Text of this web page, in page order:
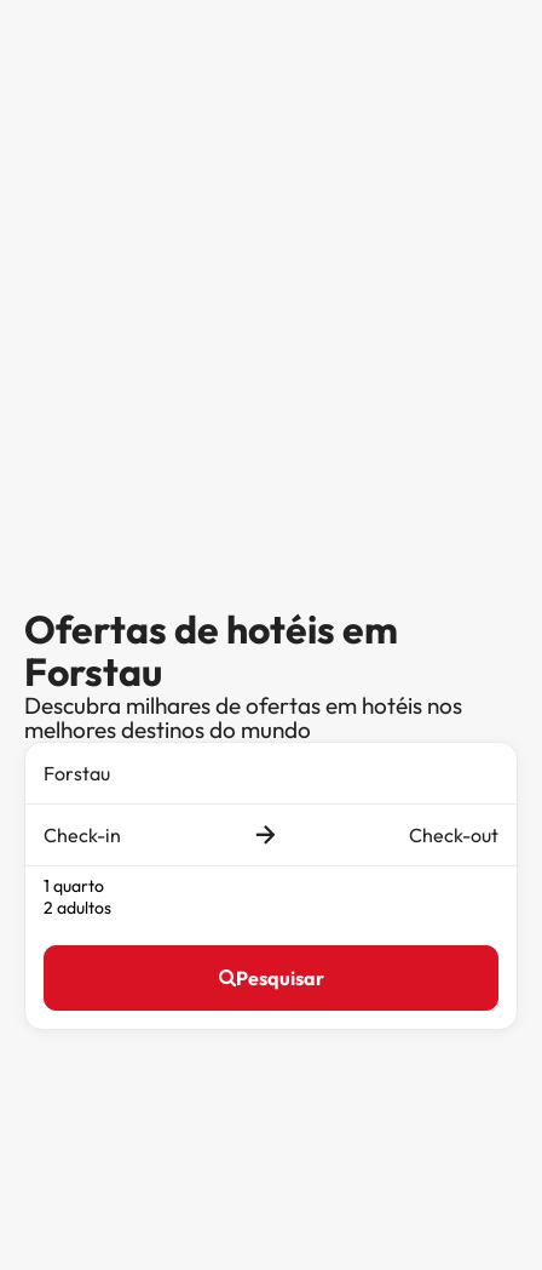
Ofertas de hotéis em
Forstau
Descubra milhares de ofertas em hotéis nos
melhores destinos do mundo
Check-in Check-out
1 quarto
2 adultos
Pesquisar